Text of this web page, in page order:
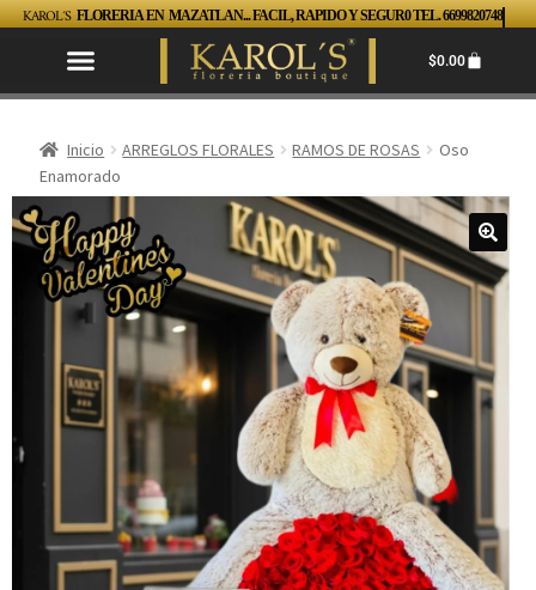
KAROL´S FLORERIA EN MAZATLAN... FACIL, RAPIDO Y SEGUR0 TEL. 6699820748
$0.00
Inicio ARREGLOS FLORALES RAMOS DE ROSAS
Oso
Enamorado